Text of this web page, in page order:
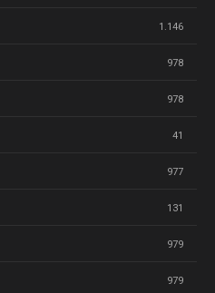
1.146
978
978
41
977
131
979
979